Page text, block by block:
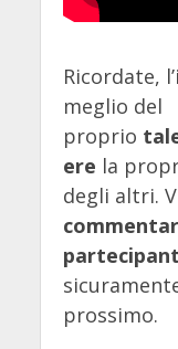
Ricordate,
meglio del
proprio
ere la
degli altri.
prossimo.